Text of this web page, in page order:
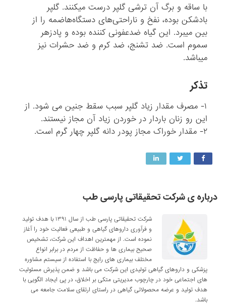
با ساقه و برگ آن ترشى گلپر درست می‏کنند. گلپر
بادشکن بوده، نفخ و ناراحتى‌هاى دستگاه‌هاضمه را از
بین می‏برد. این گیاه ضدعفونى کننده بوده و پادزهر
سموم است. ضد تشنج، ضد کرم و ضد حشرات نیز
می‏باشد.
تذکر
۱- مصرف مقدار زیاد گلپر سبب سقط جنین می شود. از
این رو زنان باردار در خوردن زیاد آن مجاز نیستند.
۲- مقدار خوراک مجاز پودر دانه گلپر چهار گرم است.
درباره ی شرکت تحقیقاتی پارسی طب
شرکت تحقیقاتی پارسی طب از سال ۱۳۹۱ با هدف تولید
و فرآوری داروهای گیاهی و طبیعی فعالیت خود را آغاز
نموده است. از مهمترین اهداف این شرکت، تشخیص
صحیح بیماری ها و حفاظت از مردم در برابر انواع
مختلف بیماری های رایج با استفاده از سیستم مشاوره
پزشکی و داروهای گیاهی تولیدی این شرکت می باشد و ضمن پذیرش مسئولیت
های اجتماعی خود در چارچوب مدیریتی متکی بر اخلاق، در پی ایجاد الگویی با
هدف تولید و عرضه محصولاتی گیاهی در راستای ارتقای سلامت جامعه می
باشد.